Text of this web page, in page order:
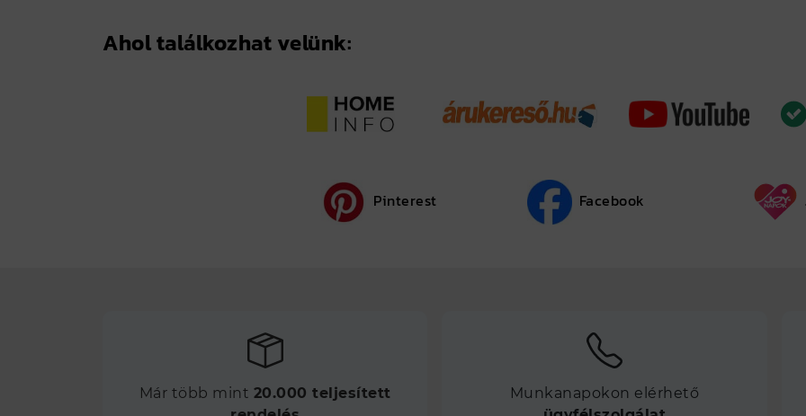
Ahol találkozhat velünk:
Pinterest Facebook
Már több mint 20.000 teljesített
Munkanapokon elérhető